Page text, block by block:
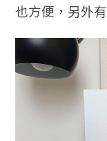
也方便，另外